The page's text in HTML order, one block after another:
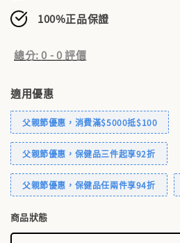
100%正品保證
總分:0 -0評價
適用優惠
父親節優惠，消費滿$5000抵$100
父親節優惠，保健品三件起享92折
父親節優惠，保健品任兩件享94折
商品狀態